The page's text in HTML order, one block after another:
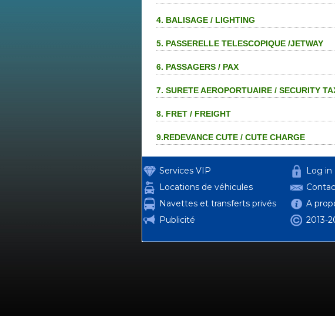
4. BALISAGE / LIGHTING
5. PASSERELLE TELESCOPIQUE /JETWAY
6. PASSAGERS / PAX
7. SURETE AEROPORTUAIRE / SECURITY
8. FRET / FREIGHT
9.REDEVANCE CUTE / CUTE CHARGE
Services VIP
Locations de véhicules
Navettes et transferts privés
Publicité
Log in
A
2013-